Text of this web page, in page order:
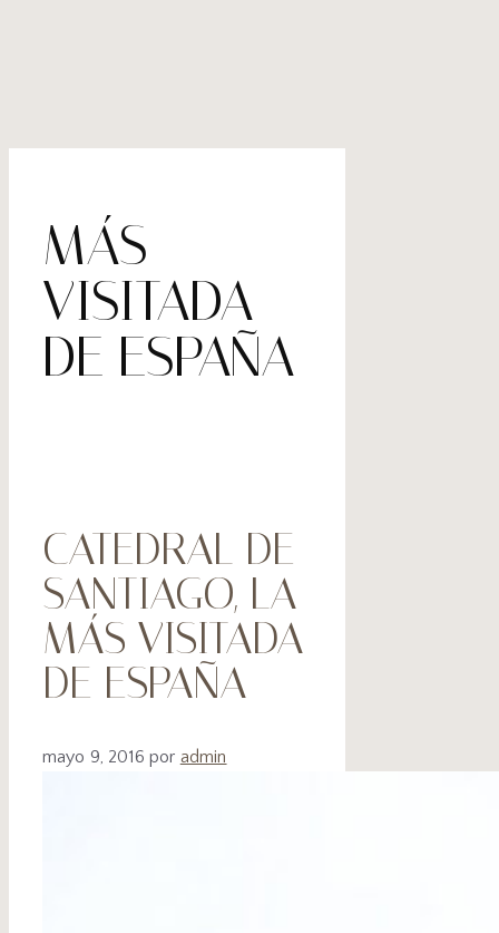
MÁS
VISITADA
DE ESPAÑA
CATEDRAL DE
SANTIAGO, LA
MÁS VISITADA
DE ESPAÑA
mayo 9, 2016 por admin